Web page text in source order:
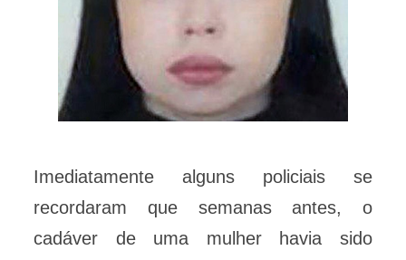
Imediatamente alguns policiais se
recordaram que semanas antes, o
cadáver de uma mulher havia sido